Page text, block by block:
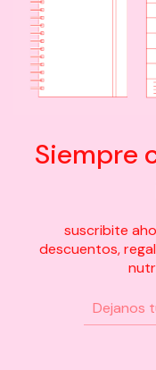
Siempre
suscribite
descuentos,